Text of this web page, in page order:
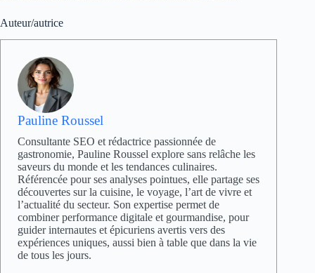
Auteur/autrice
Pauline Roussel
Consultante SEO et rédactrice passionnée de
gastronomie, Pauline Roussel explore sans relâche les
saveurs du monde et les tendances culinaires.
Référencée pour ses analyses pointues, elle partage ses
découvertes sur la cuisine, le voyage, l’art de vivre et
l’actualité du secteur. Son expertise permet de
combiner performance digitale et gourmandise, pour
guider internautes et épicuriens avertis vers des
expériences uniques, aussi bien à table que dans la vie
de tous les jours.